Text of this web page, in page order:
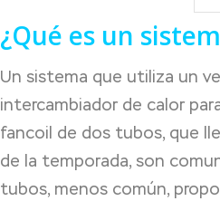
¿Qué es un
Un sistema que utiliza un
intercambiador de calor
fancoil de dos tubos, que
de la temporada, son
tubos, menos común,